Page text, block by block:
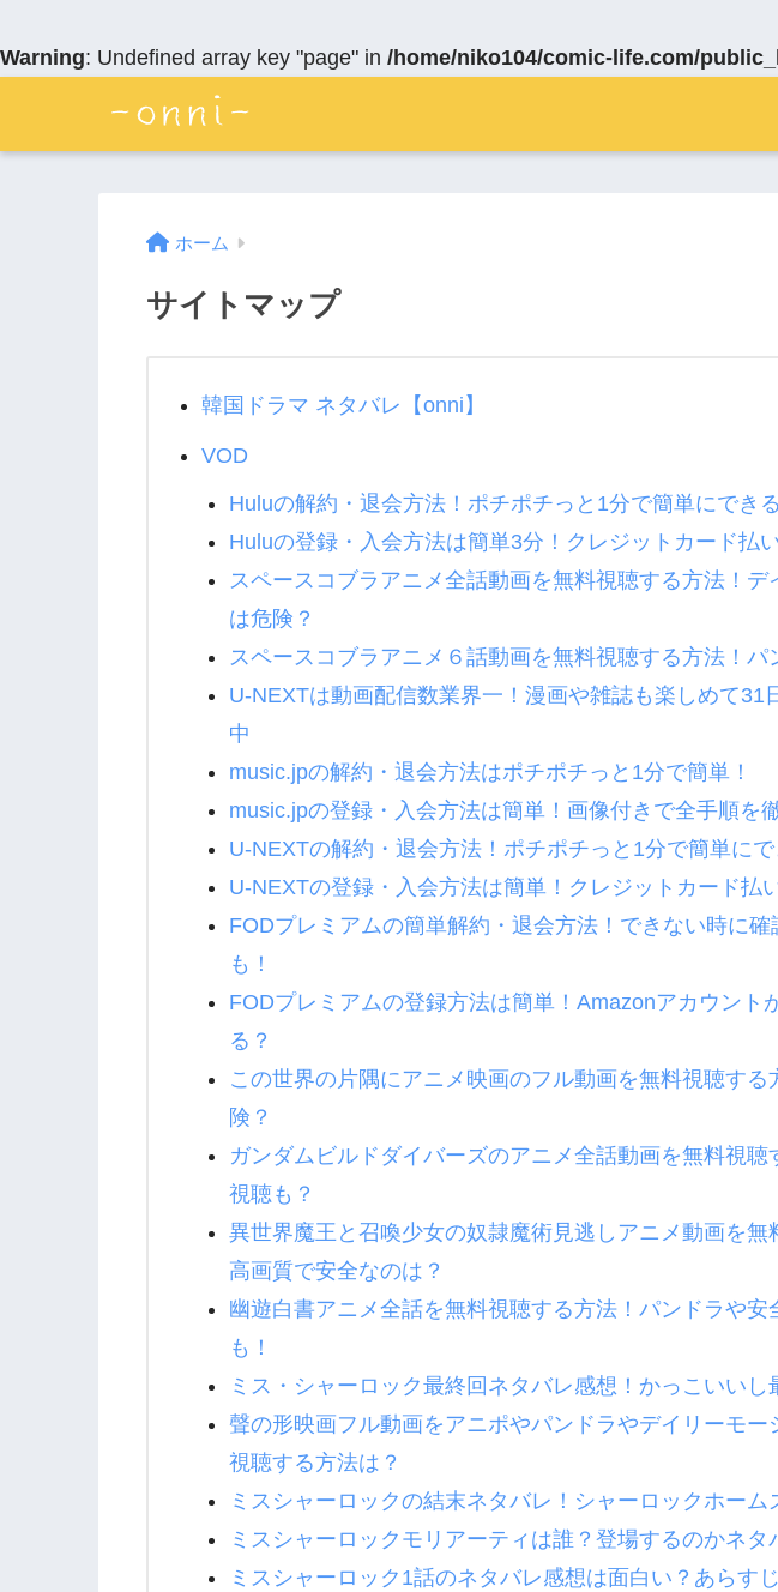
Warning: Undefined array key "page" in /home/niko104/comic-life.com/
ホーム
サイトマップ
韓国ドラマ ネタバレ【onni】
VOD
Huluの解約・退会方法！ポチポチっと1分で簡単にでき
Huluの登録・入会方法は簡単3分！クレジットカード払
スペースコブラアニメ全話動画を無料視聴する方法！デ
は危険？
スペースコブラアニメ６話動画を無料視聴する方法！パ
U-NEXTは動画配信数業界一！漫画や雑誌も楽しめて31
中
music.jpの解約・退会方法はポチポチっと1分で簡単！
music.jpの登録・入会方法は簡単！画像付きで全手順を
U-NEXTの解約・退会方法！ポチポチっと1分で簡単にで
U-NEXTの登録・入会方法は簡単！クレジットカード払
FODプレミアムの簡単解約・退会方法！できない時に
も！
FODプレミアムの登録方法は簡単！Amazonアカウント
る？
この世界の片隅にアニメ映画のフル動画を無料視聴する
険？
ガンダムビルドダイバーズのアニメ全話動画を無料視聴
視聴も？
異世界魔王と召喚少女の奴隷魔術見逃しアニメ動画を無
高画質で安全なのは？
幽遊白書アニメ全話を無料視聴する方法！パンドラや安
も！
ミス・シャーロック最終回ネタバレ感想！かっこいいし
聲の形映画フル動画をアニポやパンドラやデイリーモー
視聴する方法は？
ミスシャーロックの結末ネタバレ！シャーロックホーム
ミスシャーロックモリアーティは誰？登場するのかネタ
ミスシャーロック1話のネタバレ感想は面白い？あらす